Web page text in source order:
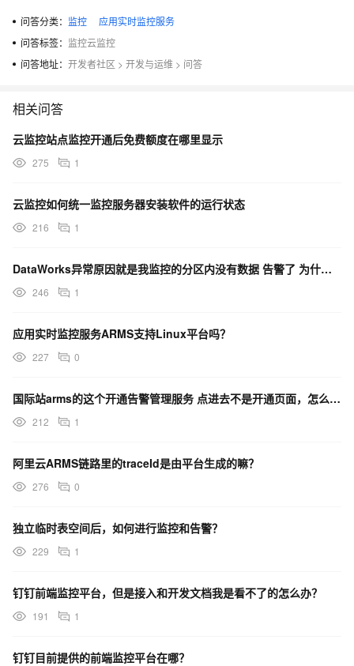
问答分类： 监控
应用实时监控服务
问答标签： 监控云监控
问答地址： 开发者社区 > 开发与运维 > 问答
相关问答
云监控站点监控开通后免费额度在哪里显示
275 1
云监控如何统一监控服务器安装软件的运行状态
216 1
DataWorks异常原因就是我监控的分区内没有数据 告警了 为什么告警信息没有同步到钉钉？
246 1
应用实时监控服务ARMS支持Linux平台吗？
227 0
国际站arms的这个开通告警管理服务 点进去不是开通页面，怎么回事？
212 1
阿里云ARMS链路里的traceId是由平台生成的嘛？
276 0
独立临时表空间后，如何进行监控和告警？
229 1
钉钉前端监控平台，但是接入和开发文档我是看不了的怎么办？
191 1
钉钉目前提供的前端监控平台在哪？